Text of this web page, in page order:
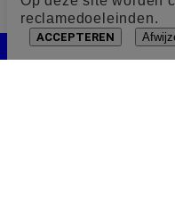
reclamedoeleinden.
ACCEPTEREN
Cookie toestemming